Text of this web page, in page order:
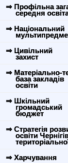
⇒ Профільна
середня
⇒ Національний
⇒ Цивільний
захист
⇒ Матеріально-
база закладів
освіти
⇒ Шкільний
громадський
бюджет
⇒ Стратегія
освіти
⇒ Харчування